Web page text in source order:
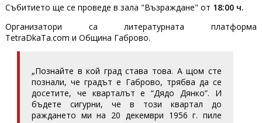
Събитието ще се проведе в зала "Възраждане" от 18:00 ч.
Организатори са литературната платформа
TetraDkaTa.com и Община Габрово.
„Познайте в кой град става това. А щом сте
познали, че градът е Габрово, трябва да се
досетите, че кварталът е “Дядо Дянко”. И
бъдете сигурни, че в този квартал до
раждането ми на 20 декември 1956 г. пиле